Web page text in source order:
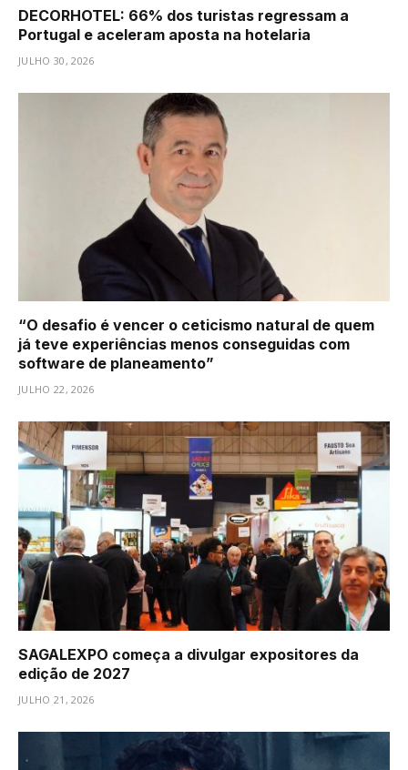
DECORHOTEL: 66% dos turistas regressam a
Portugal e aceleram aposta na hotelaria
JULHO 30, 2026
“O desafio é vencer o ceticismo natural de quem
já teve experiências menos conseguidas com
software de planeamento”
JULHO 22, 2026
SAGALEXPO começa a divulgar expositores da
edição de 2027
JULHO 21, 2026